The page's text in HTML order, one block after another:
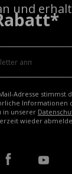
und
Adresse stimmst
Informationen
in unserer
wieder